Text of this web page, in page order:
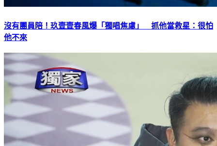
沒有團員陪！玖壹壹春風爆「獨唱焦慮」 抓他當救星：很怕
他不來